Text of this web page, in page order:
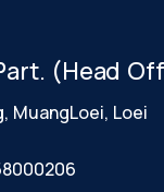
(Head
MuangLoei, Loei